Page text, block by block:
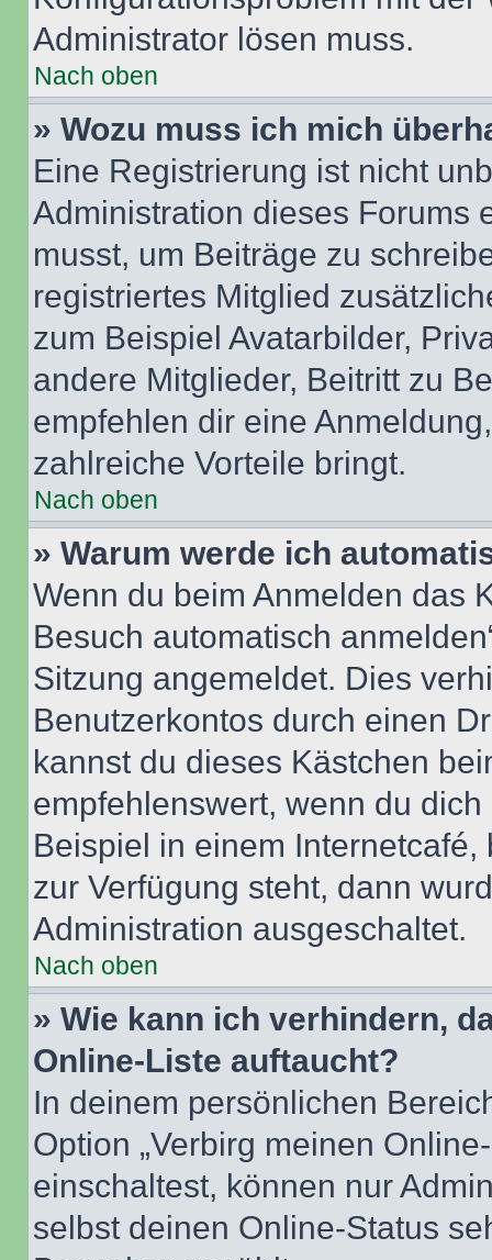
Administrator lösen muss.
Nach oben
» Wozu muss ich mich
Eine Registrierung ist nicht
Administration dieses Forums
musst, um Beiträge zu
registriertes Mitglied
zum Beispiel Avatarbilder,
andere Mitglieder, Beitritt zu
empfehlen dir eine
zahlreiche Vorteile bringt.
Nach oben
» Warum werde ich
Wenn du beim Anmelden das
Besuch automatisch
Sitzung angemeldet. Dies
Benutzerkontos durch einen
kannst du dieses Kästchen
empfehlenswert, wenn du
Beispiel in einem
zur Verfügung steht, dann
Administration ausgeschaltet.
Nach oben
» Wie kann ich verhindern,
Online-Liste auftaucht?
In deinem persönlichen
Option „Verbirg meinen
einschaltest, können nur
selbst deinen Online-Status